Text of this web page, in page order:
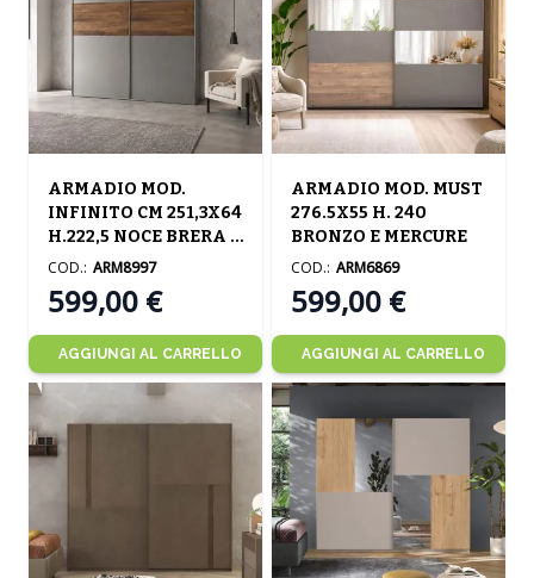
ARMADIO MOD.
INFINITO CM 251,3X64
H.222,5 NOCE BRERA E
GRIGIO TITANIO
599,00 €
COD.: ARM8997
AGGIUNGI AL CARRELLO
ARMADIO MOD. MUST
276.5X55 H. 240
BRONZO E MERCURE
599,00 €
COD.: ARM6869
AGGIUNGI AL CARRELLO